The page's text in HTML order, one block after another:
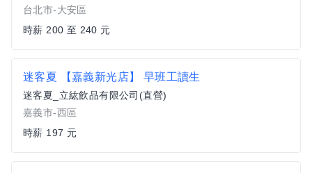
台北市-大安區
時薪 200 至 240 元
迷客夏 【嘉義新光店】 早班工讀生
迷客夏_立紘飲品有限公司(直營)
嘉義市-西區
時薪 197 元